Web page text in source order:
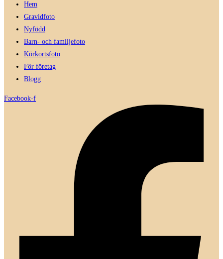
Hem
Gravidfoto
Nyfödd
Barn- och familjefoto
Körkortsfoto
För företag
Blogg
Facebook-f